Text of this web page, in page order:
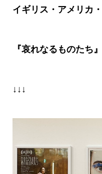
イギリス・アメリカ
『哀れなるものたち』
↓↓↓